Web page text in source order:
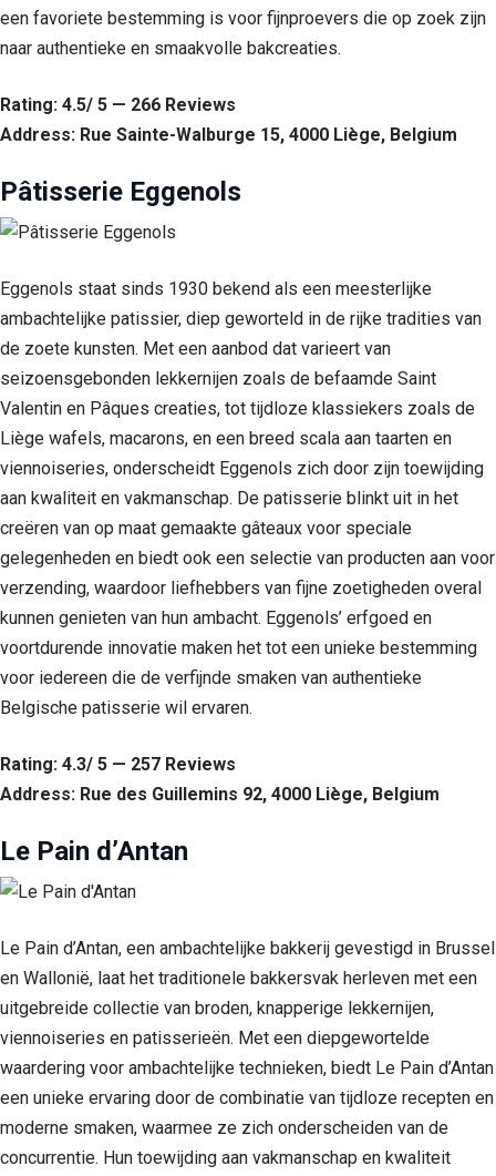
een favoriete bestemming is voor fijnproevers die op zoek zijn
naar authentieke en smaakvolle bakcreaties.
Rating: 4.5/ 5 — 266 Reviews
Address: Rue Sainte-Walburge 15, 4000 Liège, Belgium
Pâtisserie Eggenols
Eggenols staat sinds 1930 bekend als een meesterlijke
ambachtelijke patissier, diep geworteld in de rijke tradities van
de zoete kunsten. Met een aanbod dat varieert van
seizoensgebonden lekkernijen zoals de befaamde Saint
Valentin en Pâques creaties, tot tijdloze klassiekers zoals de
Liège wafels, macarons, en een breed scala aan taarten en
viennoiseries, onderscheidt Eggenols zich door zijn toewijding
aan kwaliteit en vakmanschap. De patisserie blinkt uit in het
creëren van op maat gemaakte gâteaux voor speciale
gelegenheden en biedt ook een selectie van producten aan voor
verzending, waardoor liefhebbers van fijne zoetigheden overal
kunnen genieten van hun ambacht. Eggenols’ erfgoed en
voortdurende innovatie maken het tot een unieke bestemming
voor iedereen die de verfijnde smaken van authentieke
Belgische patisserie wil ervaren.
Rating: 4.3/ 5 — 257 Reviews
Address: Rue des Guillemins 92, 4000 Liège, Belgium
Le Pain d’Antan
Le Pain d’Antan, een ambachtelijke bakkerij gevestigd in Brussel
en Wallonië, laat het traditionele bakkersvak herleven met een
uitgebreide collectie van broden, knapperige lekkernijen,
viennoiseries en patisserieën. Met een diepgewortelde
waardering voor ambachtelijke technieken, biedt Le Pain d’Antan
een unieke ervaring door de combinatie van tijdloze recepten en
moderne smaken, waarmee ze zich onderscheiden van de
concurrentie. Hun toewijding aan vakmanschap en kwaliteit